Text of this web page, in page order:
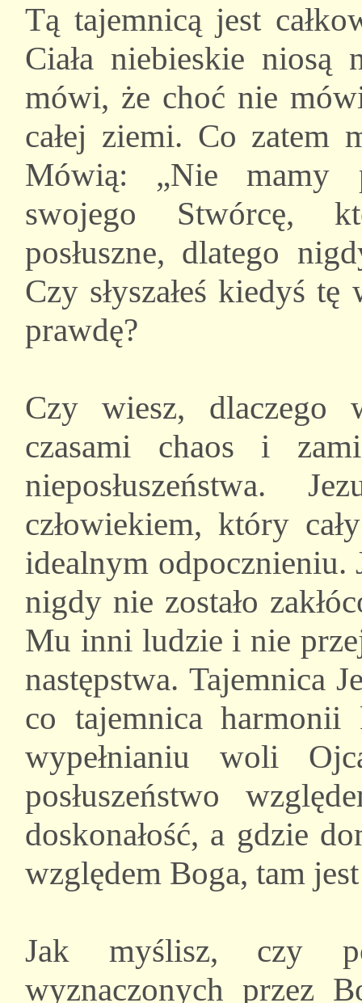
Tą tajemnicą jest
Ciała niebieskie niosą
mówi, że choć nie
całej ziemi. Co zatem
Mówią: „Nie mamy
swojego Stwórcę,
posłuszne, dlatego
Czy słyszałeś kiedyś
prawdę?
Czy wiesz, dlaczego
czasami chaos i
nieposłuszeństwa.
człowiekiem, który
idealnym odpocznieniu.
nigdy nie zostało
Mu inni ludzie i nie
następstwa. Tajemnica
co tajemnica harmonii
wypełnianiu woli
posłuszeństwo
doskonałość, a gdzie
względem Boga, tam
Jak myślisz, czy
wyznaczonych przez